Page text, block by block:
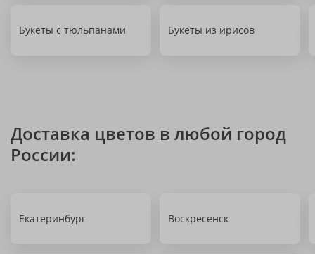
Букеты с тюльпанами Букеты из ирисов
Доставка цветов в любой город
России:
Екатеринбург Воскресенск